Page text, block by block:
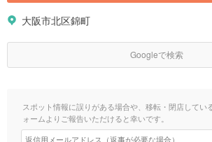
大阪市北区錦町
Googleで検索
スポット情報に誤りがある場合や、移転・閉店してい
ォームよりご報告いただけると幸いです。